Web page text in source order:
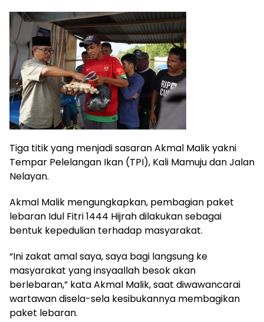
Tiga titik yang menjadi sasaran Akmal Malik yakni
Tempar Pelelangan Ikan (TPI), Kali Mamuju dan Jalan
Nelayan.
Akmal Malik mengungkapkan, pembagian paket
lebaran Idul Fitri 1444 Hijrah dilakukan sebagai
bentuk kepedulian terhadap masyarakat.
“Ini zakat amal saya, saya bagi langsung ke
masyarakat yang insyaallah besok akan
berlebaran,” kata Akmal Malik, saat diwawancarai
wartawan disela-sela kesibukannya membagikan
paket lebaran.